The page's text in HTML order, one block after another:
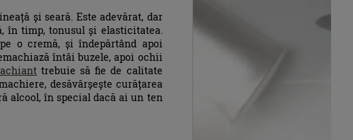
și seară. Este adevărat, dar
în timp, tonusul și elasticitatea.
o cremă, și îndepărtând apoi
întâi buzele, apoi ochii
trebuie să fie de calitate
desăvârșește curățarea
alcool, în special dacă ai un ten